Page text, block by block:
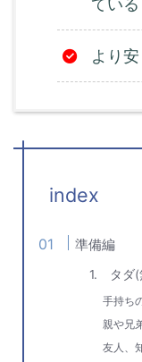
より
index
準備編
1. タダ(
手持ち
親や兄
友人、